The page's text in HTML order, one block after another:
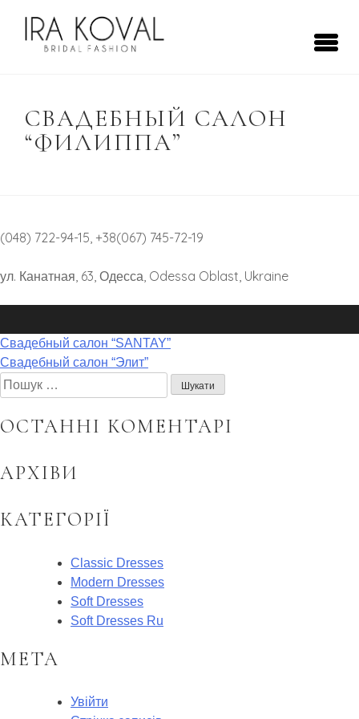
СВАДЕБНЫЙ САЛОН
“ФИЛИППА”
(048) 722-94-15, +38(067) 745-72-19
ул. Канатная, 63, Одесса, Odessa Oblast, Ukraine
НАВІГАЦІЯ
ЗАПИСІВ
Свадебный салон “SANTAY”
Свадебный салон “Элит”
Пошук:
ОСТАННІ КОМЕНТАРІ
АРХІВИ
КАТЕГОРІЇ
Classic Dresses
Modern Dresses
Soft Dresses
Soft Dresses Ru
МЕТА
Увійти